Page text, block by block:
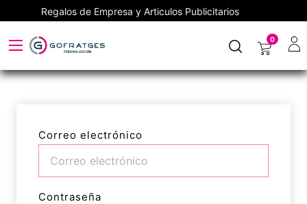
Regalos de Empresa y Articulos Publicitarios
0
Correo electrónico
Contraseña